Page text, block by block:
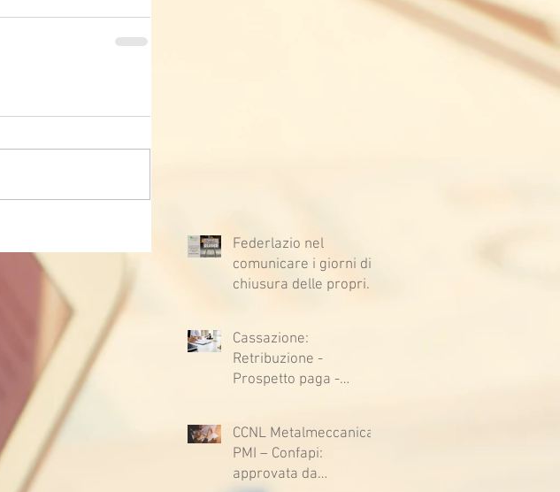
Federlazio nel
comunicare i giorni di
chiusura delle proprie
Cassazione:
Retribuzione -
Prospetto paga -
sfavore del datore di
lavoro - Prova legale -
Sussiste. (Cc, articoli
CCNL Metalmeccanica
PMI – Confapi:
approvata da